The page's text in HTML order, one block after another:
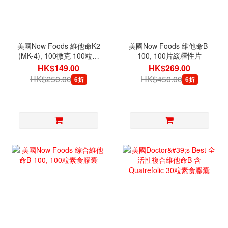
美國Now Foods 維他命K2
(MK-4), 100微克 100粒素
食膠囊
HK$149.00
HK$250.00 6折
美國Now Foods 維他命B-
100, 100片緩釋性片
HK$269.00
HK$450.00 6折